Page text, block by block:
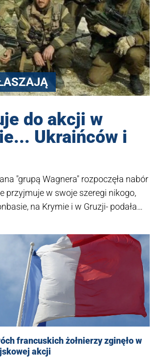
do akcji w
Ukraińców i
"grupą Wagnera" rozpoczęła nabór
przyjmuje w swoje szeregi nikogo,
na Krymie i w Gruzji- podała
francuskich żołnierzy zginęło w
akcji